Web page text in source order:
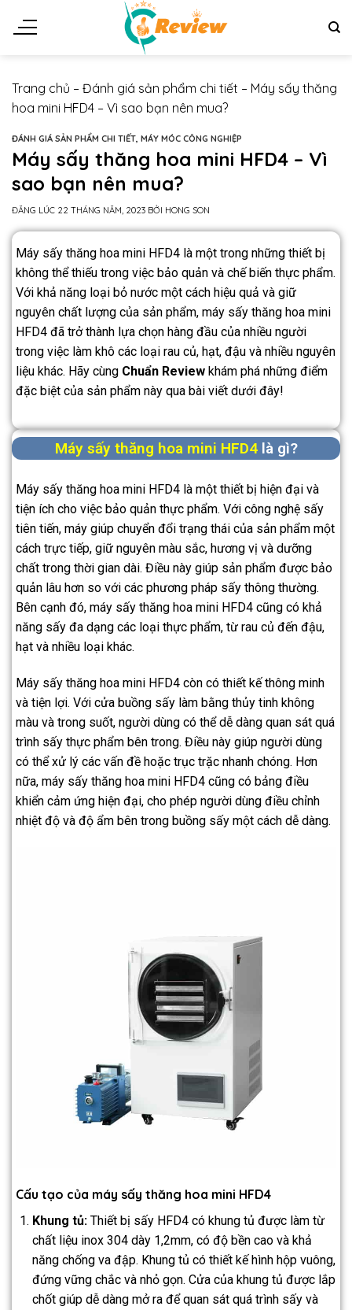
Trang chủ – Đánh giá sản phẩm chi tiết – Máy sấy thăng
hoa mini HFD4 – Vì sao bạn nên mua?
ĐÁNH GIÁ SẢN PHẨM CHI TIẾT MÁY MÓC CÔNG NGHIỆP
Máy sấy thăng hoa mini HFD4 – Vì
sao bạn nên mua?
ĐĂNG LÚC 22 THÁNG NĂM, 2023 BỞI HONG SON
Máy sấy thăng hoa mini HFD4 là một trong những thiết bị
không thể thiếu trong việc bảo quản và chế biến thực phẩm.
Với khả năng loại bỏ nước một cách hiệu quả và giữ
nguyên chất lượng của sản phẩm, máy sấy thăng hoa mini
HFD4 đã trở thành lựa chọn hàng đầu của nhiều người
trong việc làm khô các loại rau củ, hạt, đậu và nhiều nguyên
liệu khác. Hãy cùng Chuẩn Review khám phá những điểm
đặc biệt của sản phẩm này qua bài viết dưới đây!
Máy sấy thăng hoa mini HFD4là gì?
Máy sấy thăng hoa mini HFD4 là một thiết bị hiện đại và
tiện ích cho việc bảo quản thực phẩm. Với công nghệ sấy
tiên tiến, máy giúp chuyển đổi trạng thái của sản phẩm một
cách trực tiếp, giữ nguyên màu sắc, hương vị và dưỡng
chất trong thời gian dài. Điều này giúp sản phẩm được bảo
quản lâu hơn so với các phương pháp sấy thông thường.
Bên cạnh đó, máy sấy thăng hoa mini HFD4 cũng có khả
năng sấy đa dạng các loại thực phẩm, từ rau củ đến đậu,
hạt và nhiều loại khác.
Máy sấy thăng hoa mini HFD4 còn có thiết kế thông minh
và tiện lợi. Với cửa buồng sấy làm bằng thủy tinh không
màu và trong suốt, người dùng có thể dễ dàng quan sát quá
trình sấy thực phẩm bên trong. Điều này giúp người dùng
có thể xử lý các vấn đề hoặc trục trặc nhanh chóng. Hơn
nữa, máy sấy thăng hoa mini HFD4 cũng có bảng điều
khiển cảm ứng hiện đại, cho phép người dùng điều chỉnh
nhiệt độ và độ ẩm bên trong buồng sấy một cách dễ dàng.
Cấu tạo của máy sấy thăng hoa mini HFD4
Khung tủ:Thiết bị sấy HFD4 có khung tủ được làm từ
chất liệu inox 304 dày 1,2mm, có độ bền cao và khả
năng chống va đập. Khung tủ có thiết kế hình hộp vuông,
đứng vững chắc và nhỏ gọn. Cửa của khung tủ được lắp
chốt giúp dễ dàng mở ra để quan sát quá trình sấy và